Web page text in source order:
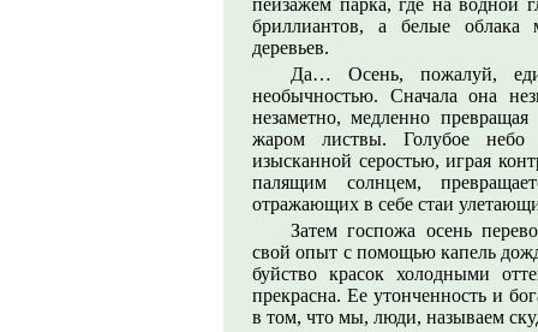
пейзажем парка, где на водной
бриллиантов, а белые облака
деревьев.
Да… Осень, пожалуй,
необычностью. Сначала она
незаметно, медленно
жаром листвы. Голубое небо
изысканной серостью, играя
палящим солнцем,
отражающих в себе стаи
Затем госпожа осень
свой опыт с помощью капель
буйство красок холодными
прекрасна. Ее утонченность и
в том, что мы, люди, называем